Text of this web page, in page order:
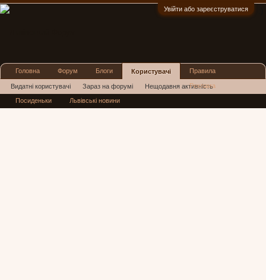
Увійти або зареєструватися
Головна Форум Блоги Користувачі
Видатні користувачі Зараз на форумі Нещодавня активність
Нові повідомлення профілю
Правила
Реклама
Посиденьки Львівські новини